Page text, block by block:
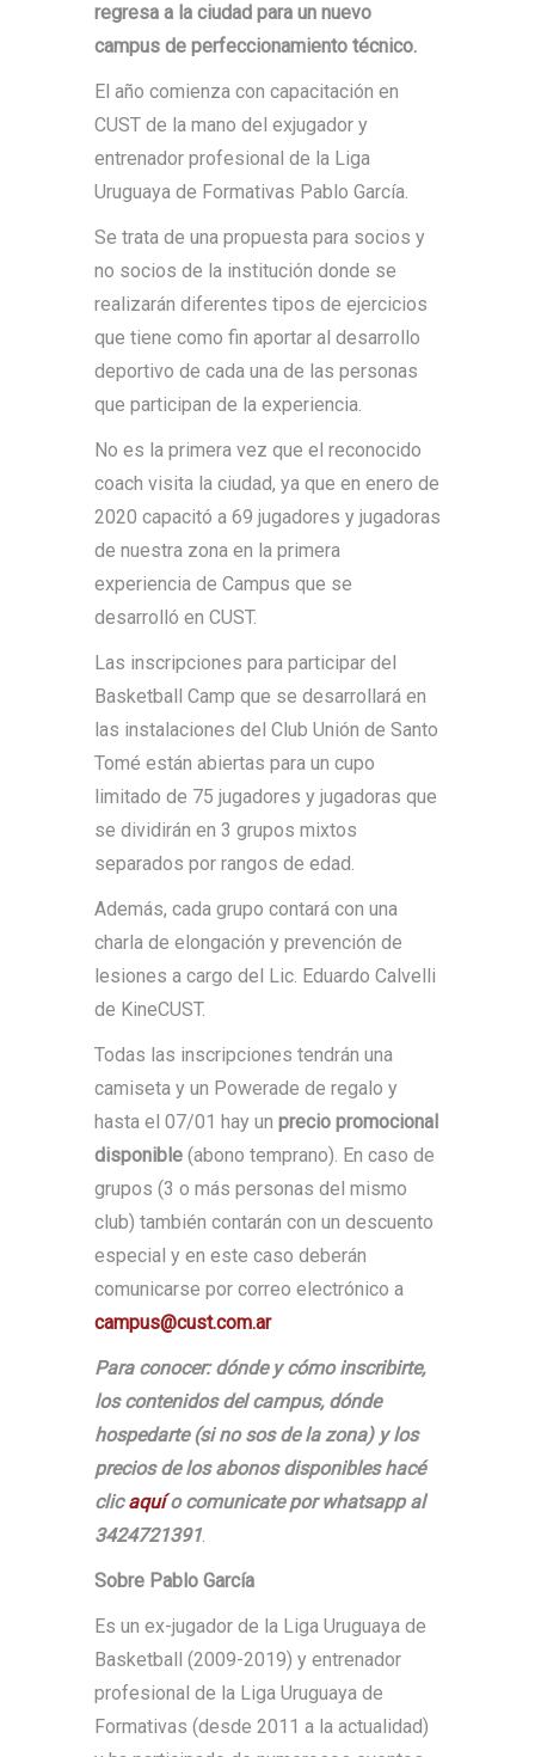
regresa a la ciudad para un nuevo
campus de perfeccionamiento técnico.
El año comienza con capacitación en
CUST de la mano del exjugador y
entrenador profesional de la Liga
Uruguaya de Formativas Pablo García.
Se trata de una propuesta para socios y
no socios de la institución donde se
realizarán diferentes tipos de ejercicios
que tiene como fin aportar al desarrollo
deportivo de cada una de las personas
que participan de la experiencia.
No es la primera vez que el reconocido
coach visita la ciudad, ya que en enero de
2020 capacitó a 69 jugadores y jugadoras
de nuestra zona en la primera
experiencia de Campus que se
desarrolló en CUST.
Las inscripciones para participar del
Basketball Camp que se desarrollará en
las instalaciones del Club Unión de Santo
Tomé están abiertas para un cupo
limitado de 75 jugadores y jugadoras que
se dividirán en 3 grupos mixtos
separados por rangos de edad.
Además, cada grupo contará con una
charla de elongación y prevención de
lesiones a cargo del Lic. Eduardo Calvelli
de KineCUST.
Todas las inscripciones tendrán una
camiseta y un Powerade de regalo y
hasta el 07/01 hay un precio promocional
disponible (abono temprano). En caso de
grupos (3 o más personas del mismo
club) también contarán con un descuento
especial y en este caso deberán
comunicarse por correo electrónico a
campus@cust.com.ar
Para conocer: dónde y cómo inscribirte,
los contenidos del campus, dónde
hospedarte (si no sos de la zona) y los
precios de los abonos disponibles hacé
clicaquí o comunicate por whatsapp al
3424721391.
Sobre Pablo García
Es un ex-jugador de la Liga Uruguaya de
Basketball (2009-2019) y entrenador
profesional de la Liga Uruguaya de
Formativas (desde 2011 a la actualidad)